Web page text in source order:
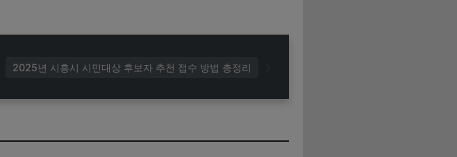
2025년 시흥시 시민대상 후보자 추천 접수 방법 총정리